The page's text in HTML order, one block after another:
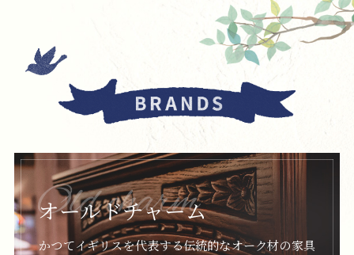
オールドチャーム
かつてイギリスを代表する伝統的なオーク材の家具